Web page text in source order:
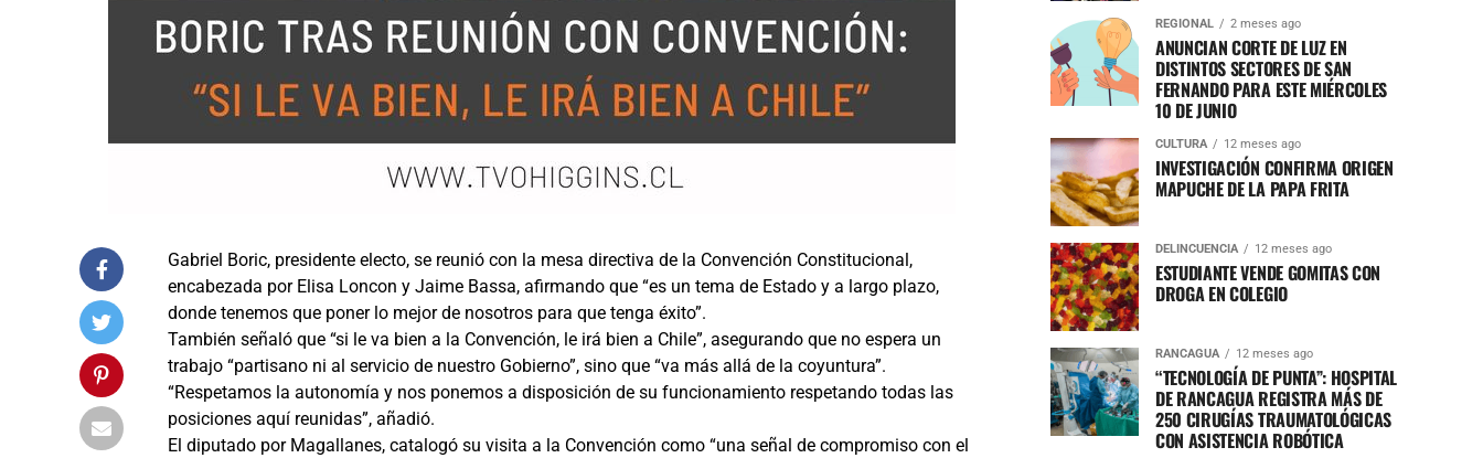
Gabriel Boric, presidente electo, se reunió con la mesa directiva de la Convención Constitucional,
encabezada por Elisa Loncon y Jaime Bassa, afirmando que “es un tema de Estado y a largo plazo,
donde tenemos que poner lo mejor de nosotros para que tenga éxito”.
También señaló que “si le va bien a la Convención, le irá bien a Chile”, asegurando que no espera un
trabajo “partisano ni al servicio de nuestro Gobierno”, sino que “va más allá de la coyuntura”.
“Respetamos la autonomía y nos ponemos a disposición de su funcionamiento respetando todas las
posiciones aquí reunidas”, añadió.
El diputado por Magallanes, catalogó su visita a la Convención como “una señal de compromiso con el
REGIONAL 2 meses ago
ANUNCIAN CORTE DE LUZ EN
DISTINTOS SECTORES DE SAN
FERNANDO PARA ESTE MIÉRCOLES
10 DE JUNIO
CULTURA 12 meses ago
INVESTIGACIÓN CONFIRMA ORIGEN
MAPUCHE DE LA PAPA FRITA
DELINCUENCIA 12 meses ago
ESTUDIANTE VENDE GOMITAS CON
DROGA EN COLEGIO
RANCAGUA 12 meses ago
“TECNOLOGÍA DE PUNTA”: HOSPITAL
DE RANCAGUA REGISTRA MÁS DE
250 CIRUGÍAS TRAUMATOLÓGICAS
CON ASISTENCIA ROBÓTICA